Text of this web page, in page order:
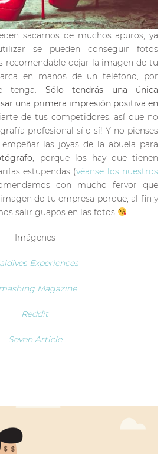
sacarnos de muchos apuros, ya
se pueden conseguir fotos
recomendable dejar la imagen de tu
en manos de un teléfono, por
tenga. Sólo tendrás una única
una primera impresión positiva en
de tus competidores, así que no
profesional sí o sí! Y no pienses
las joyas de la abuela para
, porque los hay que tienen
estupendas (véanse los nuestros
con mucho fervor que
de tu empresa porque, al fin y
salir guapos en las fotos
.
Imágenes
Experiences
Magazine
Reddit
Seven Article